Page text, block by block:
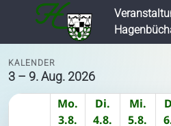
Startseite
Hagenbüchach
KALENDER
3 – 9. Aug. 2026
Mo.
3.8.
Di.
4.8.
Mi.
5.8.
03:00
05:00